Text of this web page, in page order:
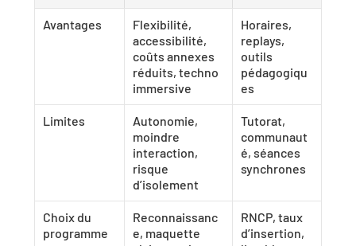
Avantages
Flexibilité,
accessibilité,
coûts annexes
réduits, techno
immersive
Horaires,
replays,
outils
pédagogiqu
es
Limites
Autonomie,
moindre
interaction,
risque
d’isolement
Tutorat,
communaut
é, séances
synchrones
Choix du
programme
Reconnaissanc
e, maquette
RNCP, taux
d’insertion,